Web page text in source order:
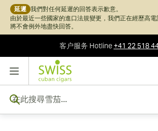
延遲 我們對任何延遲的回答表示歉意。
由於最近一些國家的進口法規變更，我們正在經歷高
將不會例外地盡快回答。
客户服务 Hotline+41 22 518